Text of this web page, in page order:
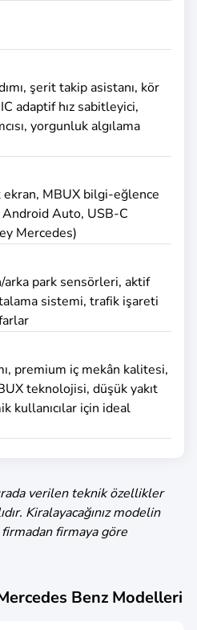
şerit takip asistanı, kör
adaptif hız sabitleyici,
yorgunluk algılama
MBUX bilgi-eğlence
Auto, USB-C
Mercedes)
arka park sensörleri, aktif
sistemi, trafik işareti
premium iç mekân kalitesi,
teknolojisi, düşük yakıt
kullanıcılar için ideal
verilen teknik özellikler
Kiralayacağınız modelin
firmaya göre
Benz Modelleri